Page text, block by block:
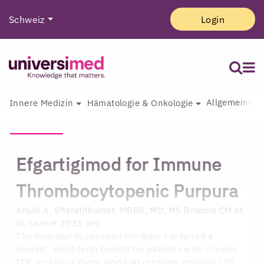
Schweiz Login
Innere Medizin Hämatologie & Onkologie Allgemeine
Efgartigimod for Immune
Thrombocytopenic Purpura
Anjali A. Sharathkumar, MBBS, MD, MS Broome CM et
al. Lancet 2023 Sep